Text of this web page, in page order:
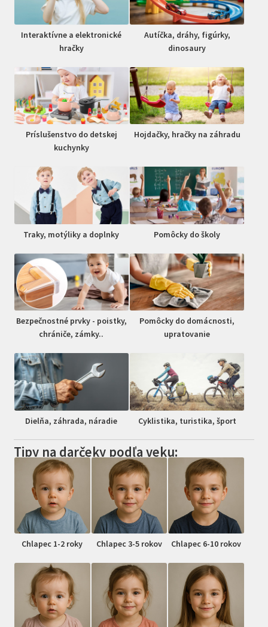
Interaktívne a elektronické
hračky
Autíčka, dráhy, figúrky,
dinosaury
Príslušenstvo do detskej
kuchynky
Hojdačky, hračky na záhradu
Traky, motýliky a doplnky Pomôcky do školy
Bezpečnostné prvky - poistky,
chrániče, zámky..
Pomôcky do domácnosti,
upratovanie
Dielňa, záhrada, náradie Cyklistika, turistika, šport
Tipy na darčeky podľa veku:
Chlapec 1-2 roky Chlapec 3-5 rokov Chlapec 6-10 rokov